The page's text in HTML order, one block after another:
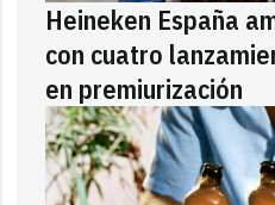
Heineken España
con cuatro
en premiurización